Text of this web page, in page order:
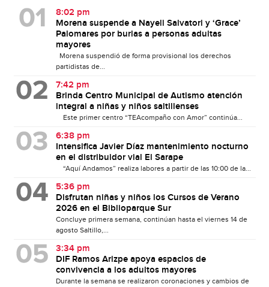
8:02 pm
Morena suspende a Nayeli Salvatori y ‘Grace’
Palomares por burlas a personas adultas
mayores
Morena suspendió de forma provisional los derechos
partidistas de...
7:42 pm
Brinda Centro Municipal de Autismo atención
integral a niñas y niños saltillenses
Este primer centro “TEAcompaño con Amor” continúa...
6:38 pm
Intensifica Javier Díaz mantenimiento nocturno
en el distribuidor vial El Sarape
“Aquí Andamos” realiza labores a partir de las 10:00 de la...
5:36 pm
Disfrutan niñas y niños los Cursos de Verano
2026 en el Biblioparque Sur
Concluye primera semana, continúan hasta el viernes 14 de
agosto Saltillo,...
3:34 pm
DIF Ramos Arizpe apoya espacios de
convivencia a los adultos mayores
Durante la semana se realizaron coronaciones y cambios de